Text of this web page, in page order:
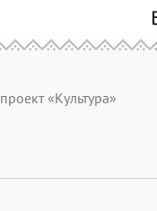
«Культура»